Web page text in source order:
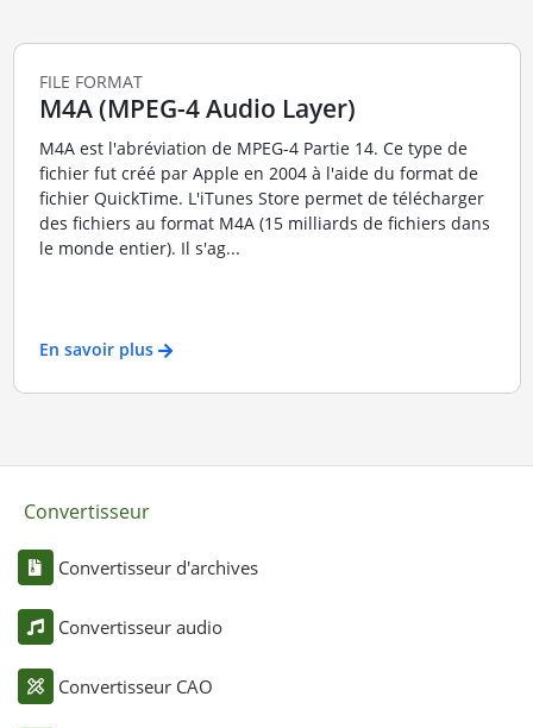
FILE FORMAT
M4A (MPEG-4 Audio Layer)
M4A est l'abréviation de MPEG-4 Partie 14. Ce type de
fichier fut créé par Apple en 2004 à l'aide du format de
fichier QuickTime. L'iTunes Store permet de télécharger
des fichiers au format M4A (15 milliards de fichiers dans
le monde entier). Il s'ag...
En savoir plus
Convertisseur
Convertisseur d'archives
Convertisseur audio
Convertisseur CAO